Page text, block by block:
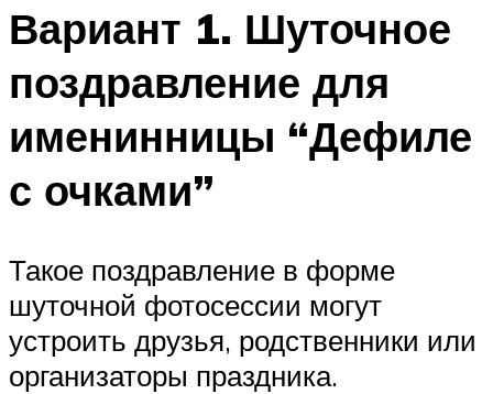
Вариант 1. Шуточное
поздравление для
именинницы “Дефиле
с очками”
Такое поздравление в форме
шуточной фотосессии могут
устроить друзья, родственники или
организаторы праздника.